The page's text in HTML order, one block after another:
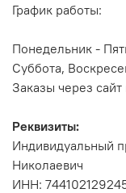
График работы:
Понедельник -
Суббота,
Заказы через
Реквизиты:
Индивидуальный
Николаевич
ИНН: